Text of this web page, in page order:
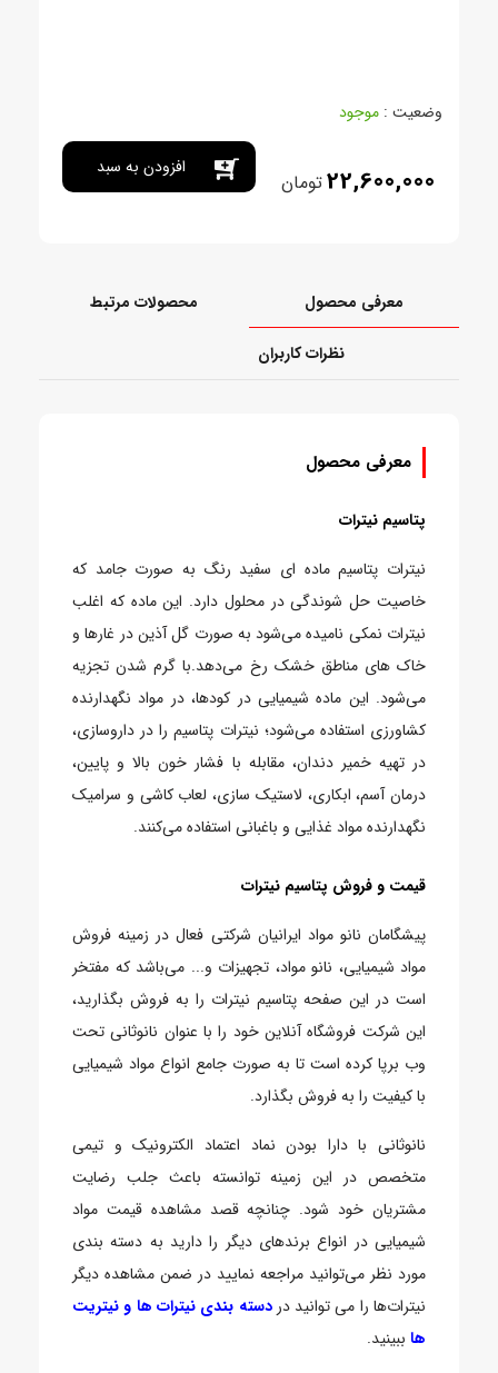
وضعیت : موجود
22,600,000تومان
افزودن به سبد
معرفی محصول محصولات مرتبط
نظرات کاربران
معرفی محصول
پتاسیم نیترات
نیترات پتاسیم ماده ای سفید رنگ به صورت جامد که
خاصیت حل شوندگی در محلول دارد. این ماده که اغلب
نیترات نمکی نامیده می‌شود به صورت گل آذین در غارها و
خاک های مناطق خشک رخ می‌دهد.با گرم شدن تجزیه
می‌شود. این ماده شیمیایی در کودها، در مواد نگهدارنده
کشاورزی استفاده می‌شود؛ نیترات پتاسیم را در داروسازی،
در تهیه خمیر دندان، مقابله با فشار خون بالا و پایین،
درمان آسم، ابکاری، لاستیک سازی، لعاب کاشی و سرامیک
نگهدارنده مواد غذایی و باغبانی استفاده می‌کنند.
قیمت و فروش پتاسیم نیترات
پیشگامان نانو مواد ایرانیان شرکتی فعال در زمینه فروش
مواد شیمیایی، نانو مواد، تجهیزات و... می‌باشد که مفتخر
است در این صفحه پتاسیم نیترات را به فروش بگذارید،
این شرکت فروشگاه آنلاین خود را با عنوان نانوثانی تحت
وب برپا کرده است تا به صورت جامع انواع مواد شیمیایی
با کیفیت را به فروش بگذارد.
نانوثانی با دارا بودن نماد اعتماد الکترونیک و تیمی
متخصص در این زمینه توانسته باعث جلب رضایت
مشتریان خود شود. چنانچه قصد مشاهده قیمت مواد
شیمیایی در انواع برندهای دیگر را دارید به دسته بندی
مورد نظر می‌توانید مراجعه نمایید در ضمن مشاهده دیگر
نیترات‌ها را می توانید دردسته بندی نیترات ها و نیتریت
ها ببینید.